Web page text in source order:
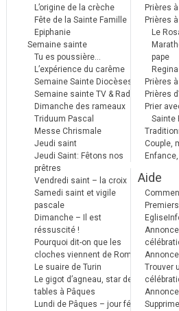
L’origine de la crèche
Fête de la Sainte Famille
Epiphanie
Semaine sainte
Tu es poussière…
L’expérience du carême
Semaine Sainte Diocèses
Semaine sainte TV & Radio
Dimanche des rameaux
Triduum Pascal
Messe Chrismale
Jeudi saint
Jeudi Saint: Fêtons nos
prêtres
Vendredi saint – la croix
Samedi saint et vigile
pascale
Dimanche – Il est
réssuscité !
Pourquoi dit-on que les
cloches viennent de Rome ?
Le suaire de Turin
Le gigot d’agneau, star des
tables à Pâques
Lundi de Pâques – jour férié
Prières
Prières
Le
pape
Prières
Prières
Prier
Sainte
Couple,
Aide
Trouver